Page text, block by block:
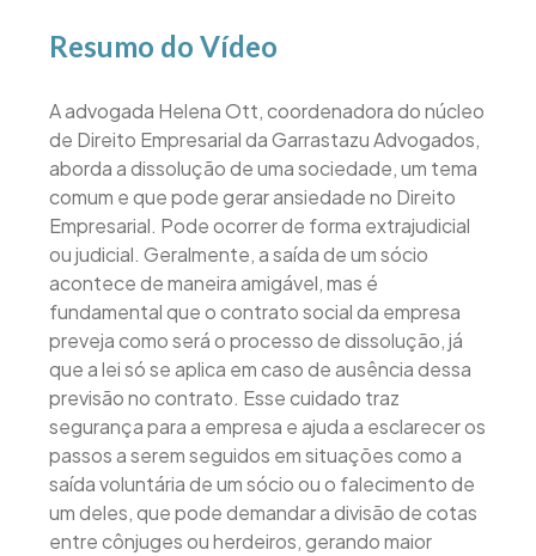
Resumo do Vídeo
A advogada Helena Ott, coordenadora do núcleo
de Direito Empresarial da Garrastazu Advogados,
aborda a dissolução de uma sociedade, um tema
comum e que pode gerar ansiedade no Direito
Empresarial. Pode ocorrer de forma extrajudicial
ou judicial. Geralmente, a saída de um sócio
acontece de maneira amigável, mas é
fundamental que o contrato social da empresa
preveja como será o processo de dissolução, já
que a lei só se aplica em caso de ausência dessa
previsão no contrato. Esse cuidado traz
segurança para a empresa e ajuda a esclarecer os
passos a serem seguidos em situações como a
saída voluntária de um sócio ou o falecimento de
um deles, que pode demandar a divisão de cotas
entre cônjuges ou herdeiros, gerando maior